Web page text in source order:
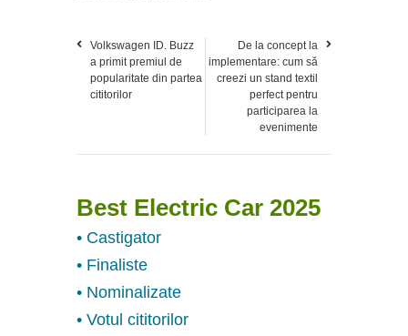
Volkswagen ID. Buzz
a primit premiul de
popularitate din partea
cititorilor
De la concept la
implementare: cum să
creezi un stand textil
perfect pentru
participarea la
evenimente
Best Electric Car 2025
• Castigator
• Finaliste
• Nominalizate
• Votul cititorilor